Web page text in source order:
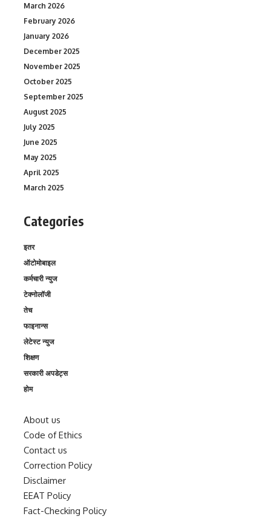
March 2026
February 2026
January 2026
December 2025
November 2025
October 2025
September 2025
August 2025
July 2025
June 2025
May 2025
April 2025
March 2025
Categories
इतर
ऑटोमोबाइल
कर्मचारी न्युज
टेक्नोलॉजी
तेच
फाइनान्स
लेटेस्ट न्युज
शिक्षण
सरकारी अपडेट्स
होम
About us
Code of Ethics
Contact us
Correction Policy
Disclaimer
EEAT Policy
Fact-Checking Policy